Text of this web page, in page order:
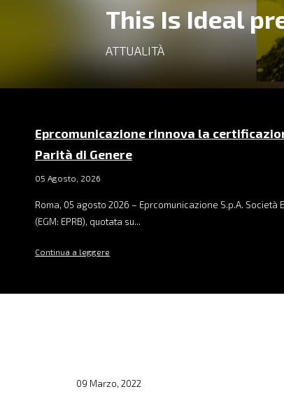
This Is Ideal
ATTUALITÀ
Eprcomunicazione rinnova la
Parità di Genere
05 Agosto, 2026
Roma, 05 agosto 2026 – Eprcomunicazione S.p.A. Società
(EGM: EPRB), quotata su...
Continua a leggere
09 Marzo, 2022